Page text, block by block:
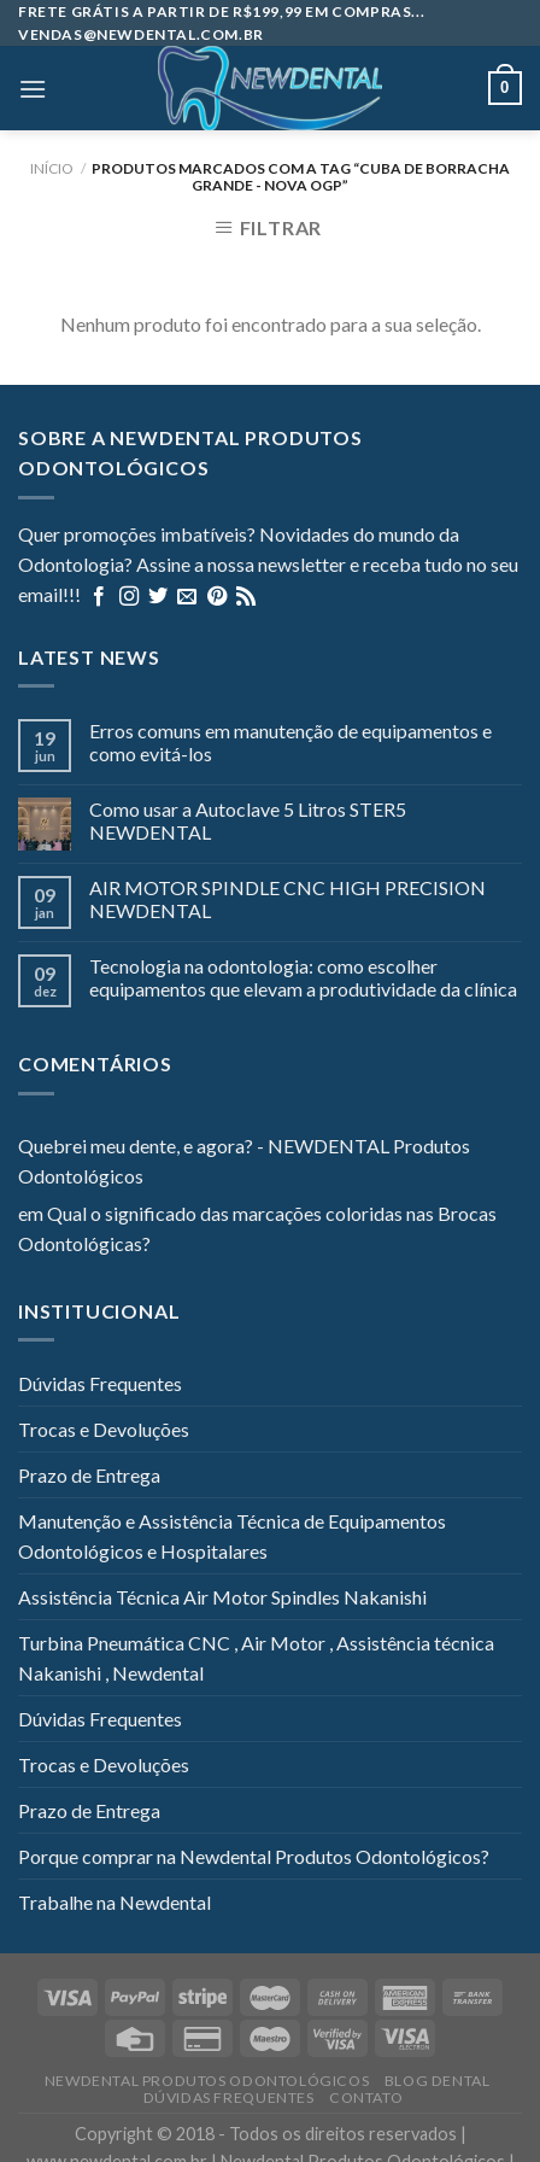
Skip
to
FRETE GRÁTIS A PARTIR DE R$199,99 EM COMPRAS...
VENDAS@NEWDENTAL.COM.BR
0
INÍCIO / PRODUTOS MARCADOS COM A TAG “CUBA DE BORRACHA
GRANDE - NOVA OGP”
FILTRAR
Nenhum produto foi encontrado para a sua seleção.
SOBRE A NEWDENTAL PRODUTOS
ODONTOLÓGICOS
Quer promoções imbatíveis? Novidades do mundo da
Odontologia? Assine a nossa newsletter e receba tudo no seu
email!!!
LATEST NEWS
19
jun
Erros comuns em manutenção de equipamentos e
como evitá-los
Como usar a Autoclave 5 Litros STER5
NEWDENTAL
09
jan
AIR MOTOR SPINDLE CNC HIGH PRECISION
NEWDENTAL
09
dez
Tecnologia na odontologia: como escolher
equipamentos que elevam a produtividade da clínica
COMENTÁRIOS
Quebrei meu dente, e agora? - NEWDENTAL Produtos
Odontológicos
emQual o significado das marcações coloridas nas Brocas
Odontológicas?
INSTITUCIONAL
Dúvidas Frequentes
Trocas e Devoluções
Prazo de Entrega
Manutenção e Assistência Técnica de Equipamentos
Odontológicos e Hospitalares
Assistência Técnica Air Motor Spindles Nakanishi
Turbina Pneumática CNC , Air Motor , Assistência técnica
Nakanishi , Newdental
Dúvidas Frequentes
Trocas e Devoluções
Prazo de Entrega
Porque comprar na Newdental Produtos Odontológicos?
Trabalhe na Newdental
NEWDENTAL PRODUTOS ODONTOLÓGICOS
BLOG DENTAL
DÚVIDAS FREQUENTES
CONTATO
Copyright © 2018 - Todos os direitos reservados |